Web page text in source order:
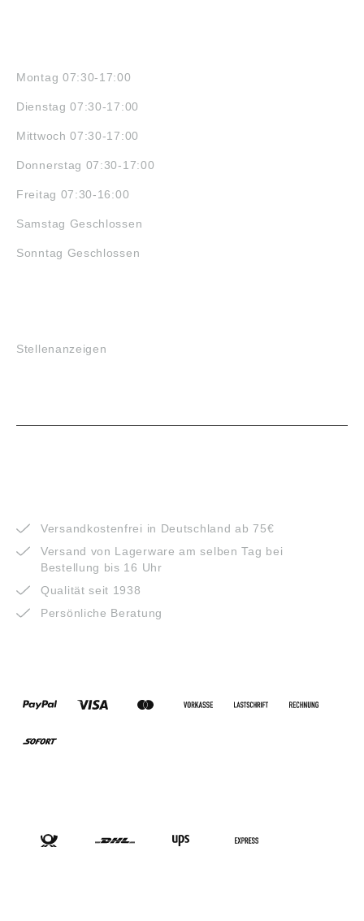
Montag 07:30-17:00
Dienstag 07:30-17:00
Mittwoch 07:30-17:00
Donnerstag 07:30-17:00
Freitag 07:30-16:00
Samstag Geschlossen
Sonntag Geschlossen
Stellenanzeigen
Versandkostenfrei in Deutschland ab 75€
Versand von Lagerware am selben Tag bei
Bestellung bis 16 Uhr
Qualität seit 1938
Persönliche Beratung